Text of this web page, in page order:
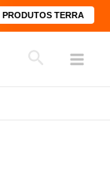
PRODUTOS TERRA
Pesquisar